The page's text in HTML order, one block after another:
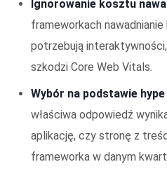
Ignorowanie kosztu
frameworkach
potrzebują
szkodzi Core Web Vitals.
Wybór na podstawie
właściwa odpowiedź
aplikację, czy stronę z
frameworka w danym